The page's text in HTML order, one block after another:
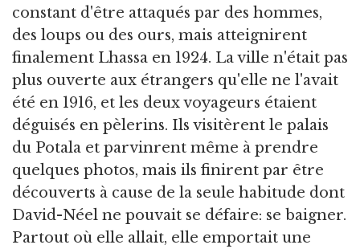
constant d'être attaqués par des hommes,
des loups ou des ours, mais atteignirent
finalement Lhassa en 1924. La ville n'était pas
plus ouverte aux étrangers qu'elle ne l'avait
été en 1916, et les deux voyageurs étaient
déguisés en pèlerins. Ils visitèrent le palais
du Potala et parvinrent même à prendre
quelques photos, mais ils finirent par être
découverts à cause de la seule habitude dont
David-Néel ne pouvait se défaire: se baigner.
Partout où elle allait, elle emportait une